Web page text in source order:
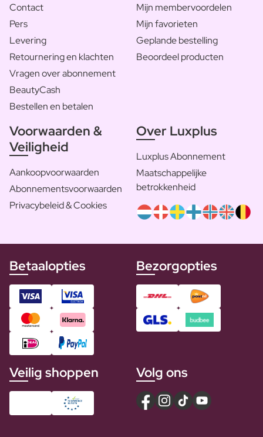
Contact
Pers
Levering
Retournering en klachten
Vragen over abonnement
BeautyCash
Bestellen en betalen
Mijn membervoordelen
Mijn favorieten
Geplande bestelling
Beoordeel producten
Voorwaarden &
Veiligheid
Aankoopvoorwaarden
Abonnementsvoorwaarden
Privacybeleid & Cookies
Over Luxplus
Luxplus Abonnement
Maatschappelijke
betrokkenheid
Betaalopties Bezorgopties
Veilig shoppen Volg ons